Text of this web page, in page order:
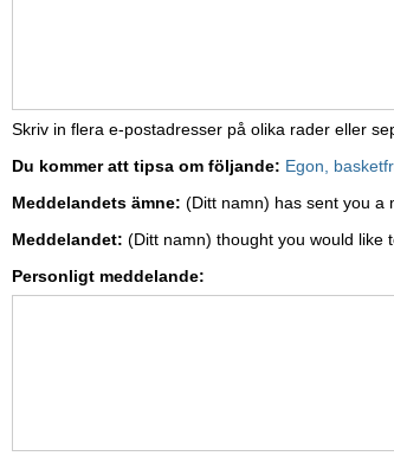
Skriv in flera e-postadresser på olika rader eller
Du kommer att tipsa om följande: Egon,
Meddelandets ämne: (Ditt namn) has sent you a
Meddelandet: (Ditt namn) thought you would like
Personligt meddelande: